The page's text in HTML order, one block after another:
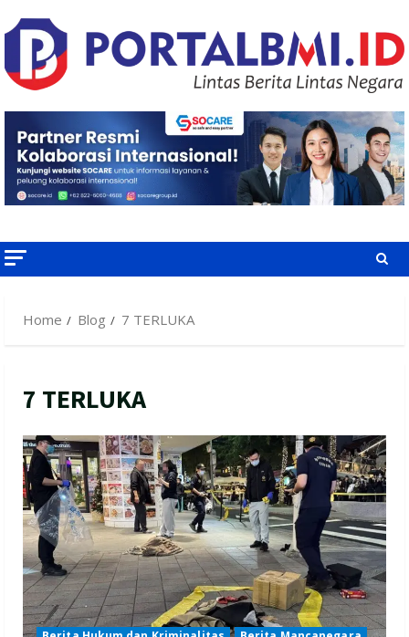
to
content
Home Blog 7 TERLUKA
7 TERLUKA